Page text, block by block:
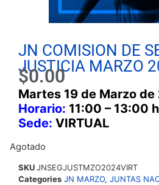
JN COMISION DE
JUSTICIA MARZO
$0.00
Martes 19 de Marzo
Horario: 11:00 – 13:00
Sede: VIRTUAL
Agotado
SKUJNSEGJUSTMZO2024VIRT
Categories JN MARZO, JUNTAS